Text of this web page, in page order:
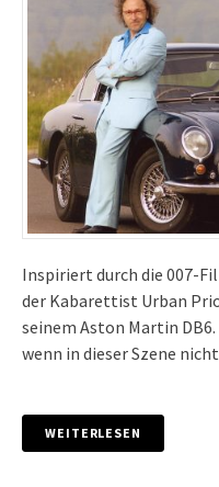
Inspiriert durch die 007-
der Kabarettist Urban
seinem Aston Martin
wenn in dieser Szene
WEITERLESEN